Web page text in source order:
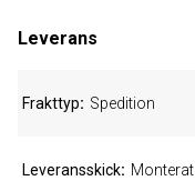
Leverans
Frakttyp Spedition
Leveransskick Monterat